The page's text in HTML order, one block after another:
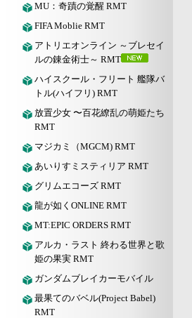
MU：奇蹟の覚醒 RMT
FIFA Moblie RMT
アトリエオンライン ～ブレセイ
ルの錬金術士～ RMT
ハイスクール・フリート 艦隊バ
トル(ハイフリ) RMT
放置少女 〜百花繚乱の萌姫たち
RMT
マジカミ（MGCM) RMT
あいりすミスティリア RMT
グリムエコーズ RMT
龍が如くONLINE RMT
MT:EPIC ORDERS RMT
アルカ・ラスト 終わる世界と歌
姫の果実 RMT
ガンダムブレイカーモバイル
最果てのバベル(Project Babel)
RMT